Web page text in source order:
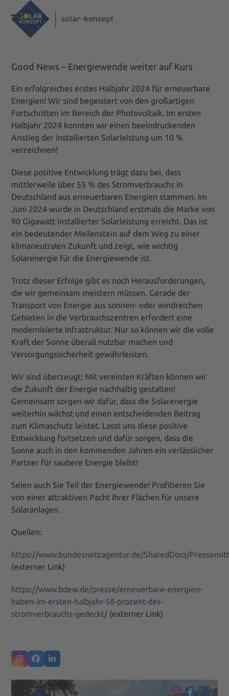
contentOpen
menu
Close
menu
Good News – Energiewende weiter auf Kurs
Ein erfolgreiches erstes Halbjahr 2024 für erneuerbare
Energien! Wir sind begeistert von den großartigen
Fortschritten im Bereich der Photovoltaik. Im ersten
Halbjahr 2024 konnten wir einen beeindruckenden
Anstieg der installierten Solarleistung um 10 %
verzeichnen!
Diese positive Entwicklung trägt dazu bei, dass
mittlerweile über 55 % des Stromverbrauchs in
Deutschland aus erneuerbaren Energien stammen. Im
Juni 2024 wurde in Deutschland erstmals die Marke von
90 Gigawatt installierter Solarleistung erreicht. Das ist
ein bedeutender Meilenstein auf dem Weg zu einer
klimaneutralen Zukunft und zeigt, wie wichtig
Solarenergie für die Energiewende ist.
Trotz dieser Erfolge gibt es noch Herausforderungen,
die wir gemeinsam meistern müssen. Gerade der
Transport von Energie aus sonnen- oder windreichen
Gebieten in die Verbrauchszentren erfordert eine
modernisierte Infrastruktur. Nur so können wir die volle
Kraft der Sonne überall nutzbar machen und
Versorgungssicherheit gewährleisten.
Wir sind überzeugt: Mit vereinten Kräften können wir
die Zukunft der Energie nachhaltig gestalten!
Gemeinsam sorgen wir dafür, dass die Solarenergie
weiterhin wächst und einen entscheidenden Beitrag
zum Klimaschutz leistet. Lasst uns diese positive
Entwicklung fortsetzen und dafür sorgen, dass die
Sonne auch in den kommenden Jahren ein verlässlicher
Partner für saubere Energie bleibt!
Seien auch Sie Teil der Energiewende! Profitieren Sie
von einer attraktiven Pacht Ihrer Flächen für unsere
Solaranlagen.
Quellen:
https://www.bundesnetzagentur.de/SharedDocs/
(externer Link)
https://www.bdew.de/presse/erneuerbare-energien-
haben-im-ersten-halbjahr-58-prozent-des-
stromverbrauchs-gedeckt/ (externer Link)
Instagram
FacebookLinkedIn